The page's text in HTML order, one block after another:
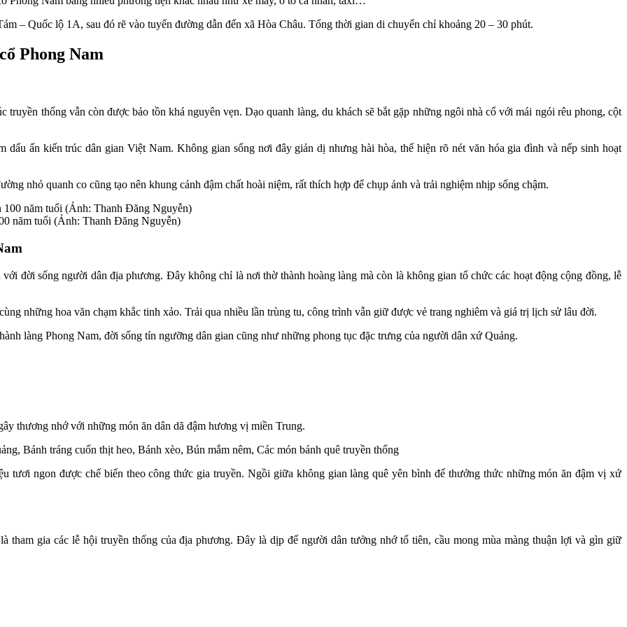
– Quốc lộ 1A, sau đó rẽ vào tuyến đường dẫn đến xã Hòa Châu. Tổng thời gian di chuyển chỉ khoảng 20 – 30 phút.
Phong Nam
thống vẫn còn được bảo tồn khá nguyên vẹn. Dạo quanh làng, du khách sẽ bắt gặp những ngôi nhà cổ với mái ngói rêu phong, cột
dấu ấn kiến trúc dân gian Việt Nam. Không gian sống nơi đây giản dị nhưng hài hòa, thể hiện rõ nét văn hóa gia đình và nếp sinh hoạt
nhỏ quanh co cũng tạo nên khung cảnh đậm chất hoài niệm, rất thích hợp để chụp ảnh và trải nghiệm nhịp sống chậm.
năm tuổi (Ảnh: Thanh Đăng Nguyễn)
đời sống người dân địa phương. Đây không chỉ là nơi thờ thành hoàng làng mà còn là không gian tổ chức các hoạt động cộng đồng, lễ
những hoa văn chạm khắc tinh xảo. Trải qua nhiều lần trùng tu, công trình vẫn giữ được vẻ trang nghiêm và giá trị lịch sử lâu đời.
làng Phong Nam, đời sống tín ngưỡng dân gian cũng như những phong tục đặc trưng của người dân xứ Quảng.
thương nhớ với những món ăn dân dã đậm hương vị miền Trung.
Bánh tráng cuốn thịt heo, Bánh xèo, Bún mắm nêm, Các món bánh quê truyền thống
tươi ngon được chế biến theo công thức gia truyền. Ngồi giữa không gian làng quê yên bình để thưởng thức những món ăn đậm vị xứ
tham gia các lễ hội truyền thống của địa phương. Đây là dịp để người dân tưởng nhớ tổ tiên, cầu mong mùa màng thuận lợi và gìn giữ